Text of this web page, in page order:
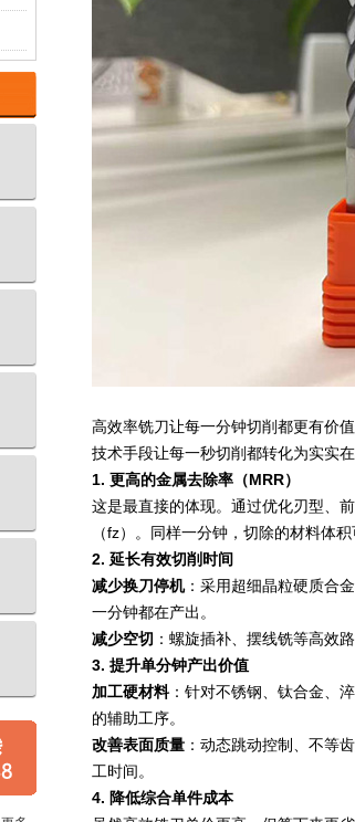
高效率铣刀让每一分钟切削都更有价
技术手段让每一秒切削都转化为实实
1. 更高的金属去除率（MRR）
这是最直接的体现。通过优化刃型、
（fz）。同样一分钟，切除的材料体
2. 延长有效切削时间
减少换刀停机：采用超细晶粒硬质合
一分钟都在产出。
减少空切 ：螺旋插补、摆线铣等高效
3. 提升单分钟产出价值
加工硬材料：针对不锈钢、钛合金、
的辅助工序。
改善表面质量 ：动态跳动控制、不等
工时间。
4. 降低综合单件成本